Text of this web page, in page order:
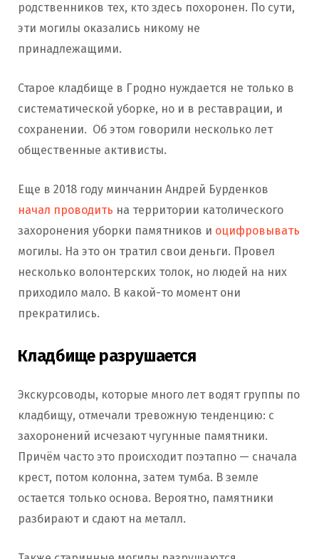
родственников тех, кто здесь похоронен. По сути,
эти могилы оказались никому не
принадлежащими.
Старое кладбище в Гродно нуждается не только в
систематической уборке, но и в реставрации, и
сохранении. Об этом говорили несколько лет
общественные активисты.
Еще в 2018 году минчанин Андрей Бурденков
начал проводить на территории католического
захоронения уборки памятников и оцифровывать
могилы. На это он тратил свои деньги. Провел
несколько волонтерских толок, но людей на них
приходило мало. В какой-то момент они
прекратились.
Кладбище разрушается
Экскурсоводы, которые много лет водят группы по
кладбищу, отмечали тревожную тенденцию: с
захоронений исчезают чугунные памятники.
Причём часто это происходит поэтапно — сначала
крест, потом колонна, затем тумба. В земле
остается только основа. Вероятно, памятники
разбирают и сдают на металл.